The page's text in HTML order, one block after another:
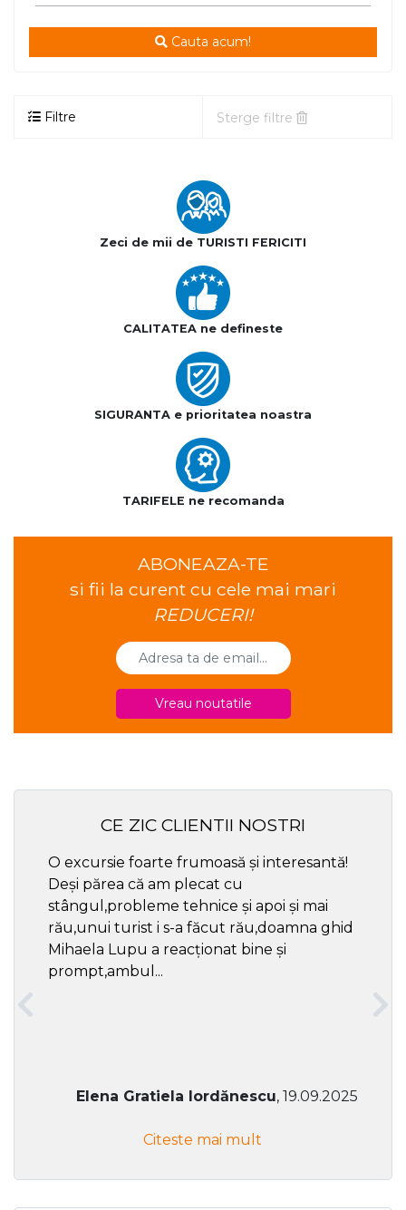
Cauta acum!
Filtre Sterge filtre
Zeci de mii de TURISTI FERICITI
CALITATEA ne defineste
SIGURANTA e prioritatea noastra
TARIFELE ne recomanda
ABONEAZA-TE
si fii la curent cu cele mai mari
REDUCERI!
Vreau noutatile
CE ZIC CLIENTII NOSTRI
O excursie foarte frumoasă și interesantă!
Deși părea că am plecat cu
stângul,probleme tehnice și apoi și mai
rău,unui turist i s-a făcut rău,doamna ghid
Mihaela Lupu a reacționat bine și
prompt,ambul...
Elena Gratiela Iordănescu, 19.09.2025
Citeste mai mult